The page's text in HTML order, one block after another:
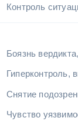
Контроль
Боязнь
Гиперконтроль,
Снятие
Чувство